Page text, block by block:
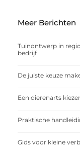
Meer Berichten
Tuinontwerp in
bedrijf
De juiste keuze
Een dierenarts
Praktische
Gids voor kleine